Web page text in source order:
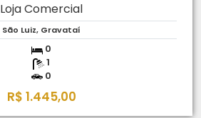
Loja Comercial
São Luiz, Gravataí
0
1
0
R$ 1.445,00